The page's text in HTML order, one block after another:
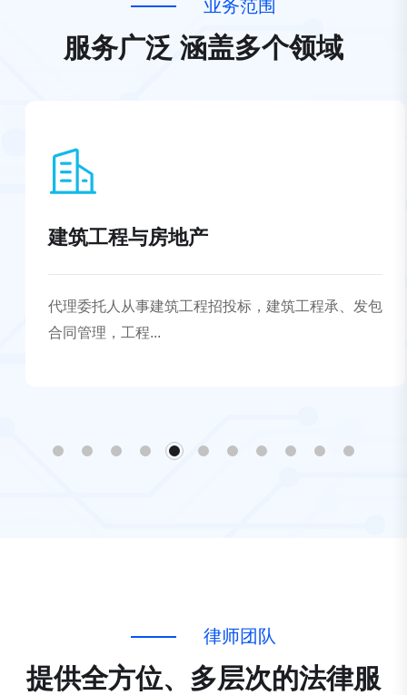
业务范围
服务广泛 涵盖多个领域
建筑工程与房地产
代理委托人从事建筑工程招投标，建筑工程承、发包
合同管理，工程...
律师团 队
提供全方位、 多层次的法律服